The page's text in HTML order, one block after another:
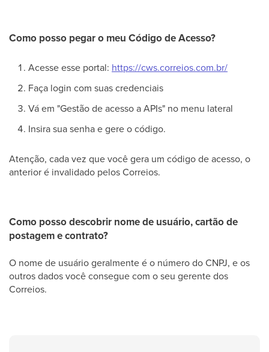
Como posso pegar o meu Código de Acesso?
Acesse esse portal: https://cws.correios.com.br/
Faça login com suas credenciais
Vá em "Gestão de acesso a APIs" no menu lateral
Insira sua senha e gere o código.
Atenção, cada vez que você gera um código de acesso, o
anterior é invalidado pelos Correios.
Como posso descobrir nome de usuário, cartão de
postagem e contrato?
O nome de usuário geralmente é o número do CNPJ, e os
outros dados você consegue com o seu gerente dos
Correios.